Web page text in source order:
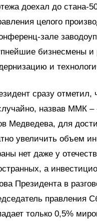
доехал до стана-
целого
зале
бизнесмены и
и
сразу отметил,
назвав ММК
Медведева, для
увеличить объем
нет даже у
а
Президента в
правления
только 0,5%